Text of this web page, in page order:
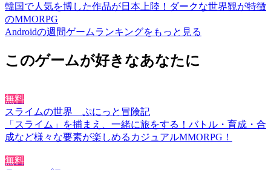
韓国で人気を博した作品が日本上陸！ダークな世界観が特徴
のMMORPG
Androidの週間ゲームランキングをもっと見る
このゲームが好きなあなたに
無料
スライムの世界 ぷにっと冒険記
「スライム」を捕まえ、一緒に旅をする！バトル・育成・合
成など様々な要素が楽しめるカジュアルMMORPG！
無料